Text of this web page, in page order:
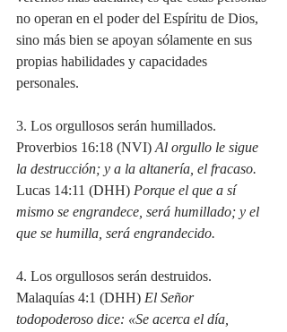
no operan en el poder del Espíritu de Dios,
sino más bien se apoyan sólamente en sus
propias habilidades y capacidades
personales.
3. Los orgullosos serán humillados.
Proverbios 16:18 (NVI) Al orgullo le sigue
la destrucción; y a la altanería, el fracaso.
Lucas 14:11 (DHH) Porque el que a sí
mismo se engrandece, será humillado; y el
que se humilla, será engrandecido.
4. Los orgullosos serán destruidos.
Malaquías 4:1 (DHH) El Señor
todopoderoso dice: «Se acerca el día,